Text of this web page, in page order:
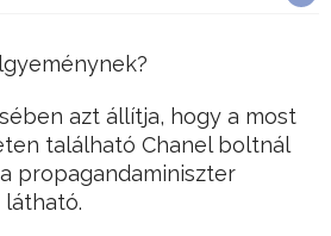
azt állítja, hogy a most
található Chanel boltnál
propagandaminiszter
látható.